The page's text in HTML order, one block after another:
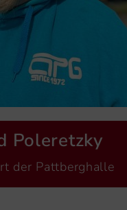
Poleretzky
der Pattberghalle